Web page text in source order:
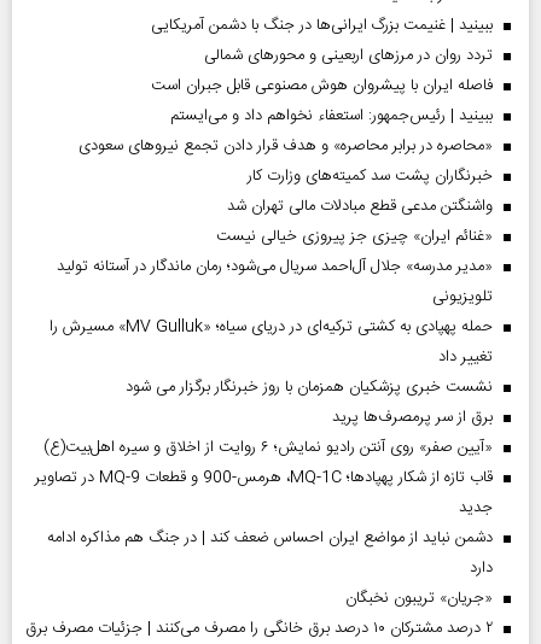
ببینید | غنیمت بزرگ ایرانی‌ها در جنگ با دشمن آمریکایی
تردد روان در مرزهای اربعینی و محورهای شمالی
فاصله ایران با پیشرو‌ان هوش مصنوعی قابل جبران است
ببینید | رئیس‌جمهور: استعفاء نخواهم داد و می‌ایستم
«محاصره در برابر محاصره» و هدف قرار دادن تجمع نیروهای سعودی
خبرنگاران پشت سد کمیته‌های وزارت کار
واشنگتن مدعی قطع مبادلات مالی تهران شد
«غنائم ایران» چیزی جز پیروزی خیالی نیست
«مدیر مدرسه» جلال آل‌احمد سریال می‌شود؛ رمان ماندگار در آستانه تولید
تلویزیونی
حمله پهپادی به کشتی ترکیه‌ای در دریای سیاه؛ «MV Gulluk» مسیرش را
تغییر داد
نشست خبری پزشکیان همزمان با روز خبرنگار برگزار می شود
برق از سر پرمصرف‌ها پرید
«آیین صفر» روی آنتن رادیو نمایش؛ ۶ روایت از اخلاق و سیره اهل‌بیت(ع)
قاب تازه از شکار پهپادها؛ MQ-1C، هرمس-900 و قطعات MQ-9 در تصاویر
جدید
دشمن نباید از مواضع ایران احساس ضعف کند | در جنگ هم مذاکره ادامه
دارد
«جریان» تریبون نخبگان
۲ درصد مشترکان ۱۰ درصد برق خانگی را مصرف می‌کنند | جزئیات مصرف برق